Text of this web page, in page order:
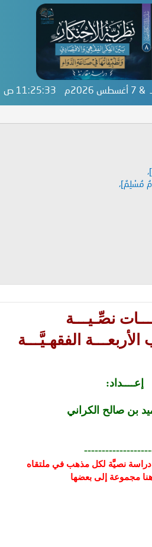
11:25:34 ص
مُسْلِمٌ]،
نصِّـيـــة
الفقهـيَّـــة
إعــــداد:
بن صالح الكراني
نصيَّة لكل مذهب في ملتقاه
مجموعة إلى بعضها